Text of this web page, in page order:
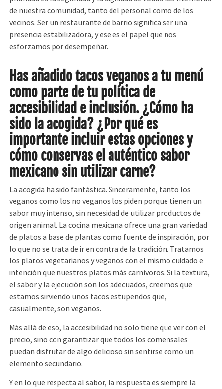
de nuestra comunidad, tanto del personal como de los
vecinos. Ser un restaurante de barrio significa ser una
presencia estabilizadora, y ese es el papel que nos
esforzamos por desempeñar.
Has añadido tacos veganos a tu menú
como parte de tu política de
accesibilidad e inclusión. ¿Cómo ha
sido la acogida? ¿Por qué es
importante incluir estas opciones y
cómo conservas el auténtico sabor
mexicano sin utilizar carne?
La acogida ha sido fantástica. Sinceramente, tanto los
veganos como los no veganos los piden porque tienen un
sabor muy intenso, sin necesidad de utilizar productos de
origen animal. La cocina mexicana ofrece una gran variedad
de platos a base de plantas como fuente de inspiración, por
lo que no se trata de ir en contra de la tradición. Tratamos
los platos vegetarianos y veganos con el mismo cuidado e
intención que nuestros platos más carnívoros. Si la textura,
el sabor y la ejecución son los adecuados, creemos que
estamos sirviendo unos tacos estupendos que,
casualmente, son veganos.
Más allá de eso, la accesibilidad no solo tiene que ver con el
precio, sino con garantizar que todos los comensales
puedan disfrutar de algo delicioso sin sentirse como un
elemento secundario.
Y en lo que respecta al sabor, la respuesta es siempre la